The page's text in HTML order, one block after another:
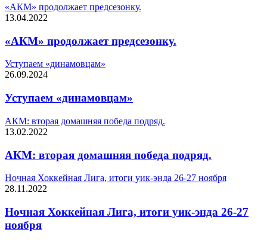
«АКМ» продолжает предсезонку.
13.04.2022
«АКМ» продолжает предсезонку.
Уступаем «динамовцам»
26.09.2024
Уступаем «динамовцам»
АКМ: вторая домашняя победа подряд.
13.02.2022
АКМ: вторая домашняя победа подряд.
Ночная Хоккейная Лига, итоги уик-энда 26-27 ноября
28.11.2022
Ночная Хоккейная Лига, итоги уик-энда 26-27
ноября